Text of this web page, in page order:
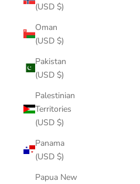
(USD $)
Oman
(USD $)
Pakistan
(USD $)
Palestinian
Territories
(USD $)
Panama
(USD $)
Papua New